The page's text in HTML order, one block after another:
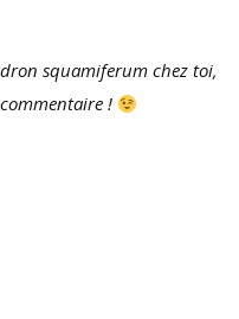
squamiferum chez toi,
!